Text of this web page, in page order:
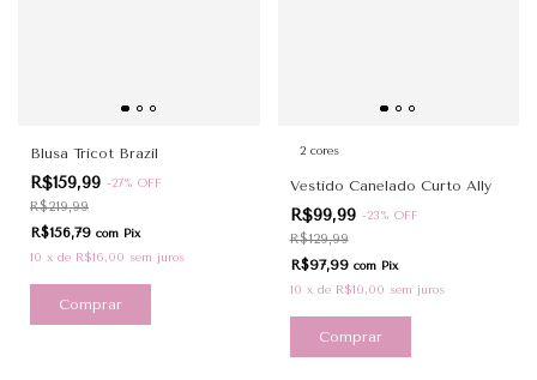
Blusa Tricot Brazil
R$159,99 -27% OFF
R$219,99
R$156,79 com Pix
10 x de R$16,00 sem juros
Comprar
2 cores
Vestido Canelado Curto Ally
R$99,99 -23% OFF
R$129,99
R$97,99 com Pix
10 x de R$10,00 sem juros
Comprar